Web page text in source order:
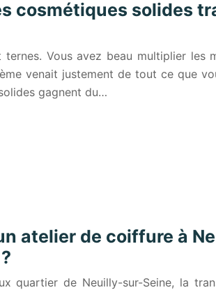
cosmétiques solides
ternes. Vous avez beau multiplier les
venait justement de tout ce que
gagnent du…
atelier de coiffure à
quartier de Neuilly-sur-Seine, la